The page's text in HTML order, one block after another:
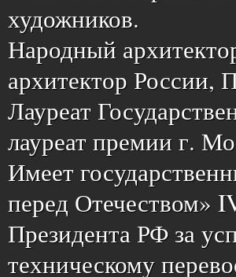
художников.
Народный
архитектор России,
Лауреат
лауреат премии г.
Имеет
перед Отечеством»
Президента РФ за
техническому